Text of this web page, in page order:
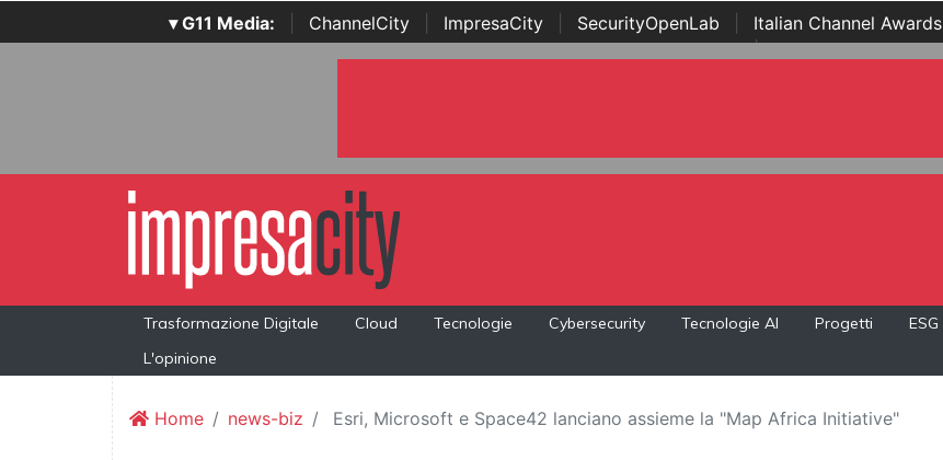
▾ G11 Media: ChannelCity ImpresaCity SecurityOpenLab Italian Channel Awards
Awards | ...
Trasformazione Digitale Cloud Tecnologie Cybersecurity Tecnologie AI Progetti ESG
L'opinione
Home news-biz Esri, Microsoft e Space42 lanciano assieme la "Map Africa Initiative"